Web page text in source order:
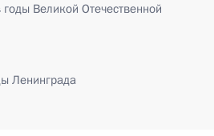
Великой Отечественной
Ленинграда